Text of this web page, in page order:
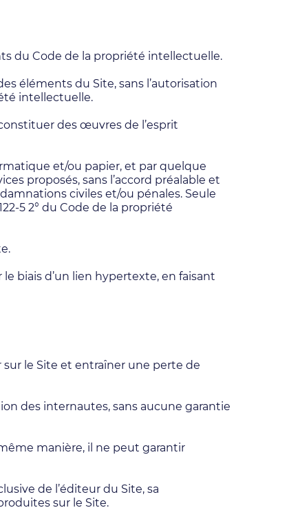
du Code de la propriété intellectuelle.
éléments du Site, sans l’autorisation
intellectuelle.
des œuvres de l’esprit
et/ou papier, et par quelque
proposés, sans l’accord préalable et
civiles et/ou pénales. Seule
5 2° du Code de la propriété
biais d’un lien hypertexte, en faisant
le Site et entraîner une perte de
des internautes, sans aucune garantie
manière, il ne peut garantir
de l’éditeur du Site, sa
sur le Site.